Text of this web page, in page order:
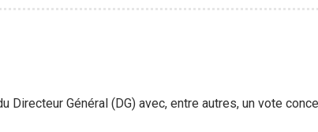
Directeur Général (DG) avec, entre autres, un vote